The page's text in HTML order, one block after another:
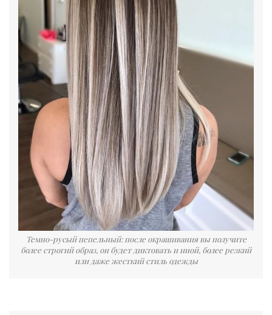
Темно-русый пепельный: после окрашивания вы получите
более строгий образ, он будет диктовать и иной, более резкий
или даже жесткий стиль одежды